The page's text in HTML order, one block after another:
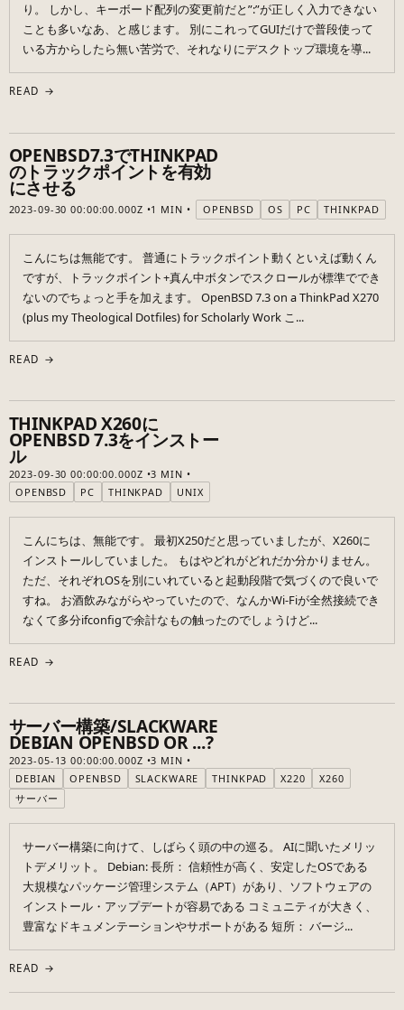
り。 しかし、キーボード配列の変更前だと”:”が正しく入力できない
ことも多いなあ、と感じます。 別にこれってGUIだけで普段使って
いる方からしたら無い苦労で、それなりにデスクトップ環境を導...
READ →
OPENBSD7.3でTHINKPAD
のトラックポイントを有効
にさせる
2023-09-30 00:00:00.000Z 1 MIN OPENBSD OS PC THINKPAD
こんにちは無能です。 普通にトラックポイント動くといえば動くん
ですが、トラックポイント+真ん中ボタンでスクロールが標準ででき
ないのでちょっと手を加えます。 OpenBSD 7.3 on a ThinkPad X270
(plus my Theological Dotfiles) for Scholarly Work こ...
READ →
THINKPAD X260に
OPENBSD 7.3をインストー
ル
2023-09-30 00:00:00.000Z
3 MIN
OPENBSD
PC THINKPAD UNIX
こんにちは、無能です。 最初X250だと思っていましたが、X260に
インストールしていました。 もはやどれがどれだか分かりません。
ただ、それぞれOSを別にいれていると起動段階で気づくので良いで
すね。 お酒飲みながらやっていたので、なんかWi-Fiが全然接続でき
なくて多分ifconfigで余計なもの触ったのでしょうけど...
READ →
サーバー構築/SLACKWARE
DEBIAN OPENBSD OR ...?
2023-05-13 00:00:00.000Z
3 MIN
DEBIAN
OPENBSD SLACKWARE THINKPAD X220
X260
サーバー
サーバー構築に向けて、しばらく頭の中の巡る。 AIに聞いたメリッ
トデメリット。 Debian: 長所： 信頼性が高く、安定したOSである
大規模なパッケージ管理システム（APT）があり、ソフトウェアの
インストール・アップデートが容易である コミュニティが大きく、
豊富なドキュメンテーションやサポートがある 短所： バージ...
READ →